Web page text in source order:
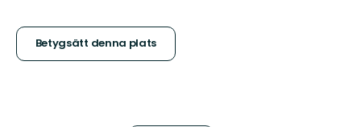
stjärnor
Betygsätt denna plats